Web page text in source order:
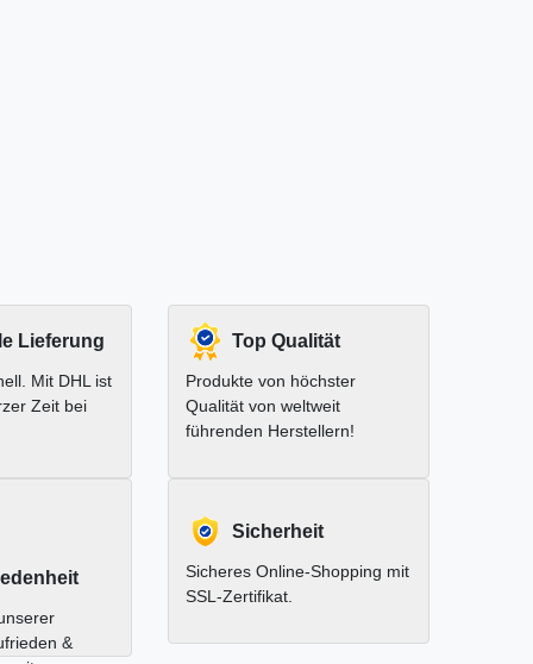
Lieferung
Mit DHL ist
Zeit bei
Top Qualität
Produkte von höchster
Qualität von weltweit
führenden Herstellern!
&
Sicherheit
Sicheres Online-Shopping mit
SSL-Zertifikat.